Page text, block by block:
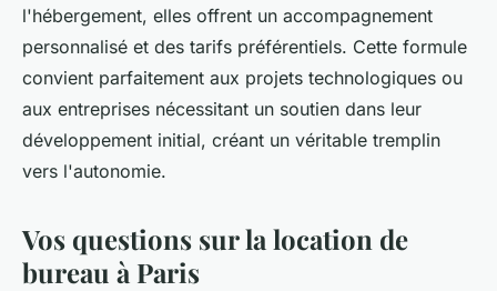
l'hébergement, elles offrent un accompagnement
personnalisé et des tarifs préférentiels. Cette formule
convient parfaitement aux projets technologiques ou
aux entreprises nécessitant un soutien dans leur
développement initial, créant un véritable tremplin
vers l'autonomie.
Vos questions sur la location de
bureau à Paris